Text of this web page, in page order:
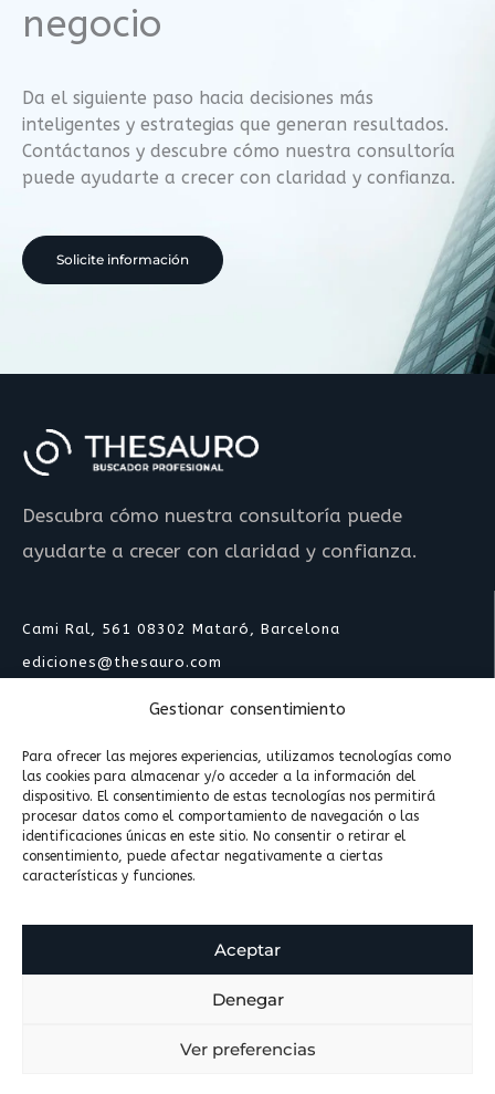
Gestionar consentimiento
Para ofrecer las mejores experiencias, utilizamos tecnologías como
las cookies para almacenar y/o acceder a la información del
dispositivo. El consentimiento de estas tecnologías nos permitirá
procesar datos como el comportamiento de navegación o las
identificaciones únicas en este sitio. No consentir o retirar el
consentimiento, puede afectar negativamente a ciertas
características y funciones.
Aceptar
Denegar
Ver preferencias
negocio
Da el siguiente paso hacia decisiones más
inteligentes y estrategias que generan resultados.
Contáctanos y descubre cómo nuestra consultoría
puede ayudarte a crecer con claridad y confianza.
Solicite información
Descubra cómo nuestra consultoría puede
ayudarte a crecer con claridad y confianza.
Cami Ral, 561 08302 Mataró, Barcelona
ediciones@thesauro.com
Horario: lunes a viernes de 9:00 a 20:00
Aviso Legal
Política de Privacidad
Inscrito en buscadorprofesional.com deThesauro
s